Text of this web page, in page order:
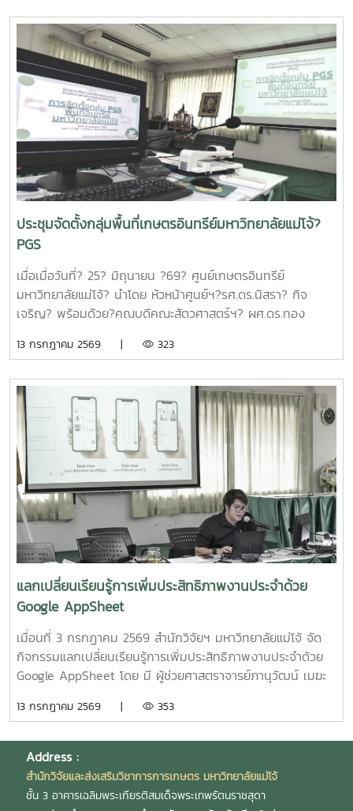
ศาสตราจารย์ ดร.สุบรรณ ฝอยกลาง รองผู้อำนวยการสำนักวิจัย
และส่งเสริมวิชาการการเกษตร ฝ่ายวิจัย มหาวิทยาลัยแม่โจ้ กล่าว
ต้อนรับและแนะนำมหาวิทยาลัยแม่โจ้แก่คณะผู้เข้าร่วมประชุมในการ
นี้ดร.อัญชัญ ชมภูพวง รองผู้อำนวยการหน่วยบริหารและจัดการ
ทุนด้านการเพิ่มความสามารถในการแข่งขัน ได้นำเสนอข้อมูล
กรอบการดำเนินงานของหน่วยบริหารและจัดการทุนฯ และสรุปผล
การดำเนินงานของมหาวิทยาลัยแม่โจ้ในช่วงปีงบประมาณ 2563
– 2568 และการนำเสนอความก้าวหน้าโครงการวิจัยที่ได้รับการ
สนับสนุนทุนจากหน่วยบริหารและจัดการทุนด้านการเพิ่มความ
สามารถในการแข่งขัน ณ ห้องประชุมรวงผึ้ง ชั้น 5 สำนัก
มหาวิทยาลัย มหาวิทยาลัยแม่โจ้ซึ่งการนำเสนอความก้าวหน้า
โครงการวิจัยที่ได้รับการสนับสนุนทุนจากหน่วยบริหารและจัดการ
ทุนด้านการเพิ่มความสามารถในการแข่งขัน จำนวน 6 โครงการ
ดังนี้1.โครงการ "กลยุทธ์การตลาดการท่องเที่ยวคาร์บอนสุทธิเป็น
ศูนย์สำหรับนักท่องเที่ยวเชิงอาสาสมัครในพื้นที่ภาคเหนือตอนบน"
โดย ดร.กาญจนา สมมิตร หัวหน้าโครงการ2.โครงการ "การ
ผู้ช่วยศาสตราจารย์ ดร.สุพัตรา วงศ์แสนใหม่ หัวหน้า
คลินิกของผลิตภัณฑ์มูลค่าเพิ่มจากส่วนเหลือใช้การแปรรูปปลา
ลูกผสมบึกสยามแม่โจ้" โดย รองศาสตราจารย์ ดร.ดวงพร อมร
เลิศพิศาล หัวหน้าโครงการ4.โครงการ "การขยายสเกลการผลิต
สารเสริมโปรตีนปลาไฮโดรไลเสตสำหรับเป็นสารเสริมกระตุ้นการ
กินในสัตว์เลี้ยง ระดับกึ่งอุตสาหกรรม" โดย รองศาสตราจารย์
ดร.ดวงพร อมรเลิศพิศาล หัวหน้าโครงการ5.โครงการ "การ
ทดสอบทางคลินิกของผลิตภัณฑ์โพรไบโอติกต่อภาวะซึมเศร้า
หลังคลอดและสุขภาพลำไส้ในมารดาหลังคลอด" โดย รอง
ศาสตราจารย์ ดร.ดวงพร อมรเลิศพิศาล หัวหน้า
โครงการ6.โครงการ "เทคโนโลยีการอุ่นน้ำในระบบเพาะฟักพันธุ์
ปลาด้วยระบบผลิตน้ำร้อนและไฟฟ้าพลังงานแสงอาทิตย์ร่วมกับ
ปั๊มความร้อนอัจฉริยะเพื่อเพิ่มศักยภาพการผลิตพันธุ์ปลาเชิง
พาณิชย์" โดย ผู้ช่วยศาสตราจารย์ ดร.สราวุธ พลวงษ์ศรี หัวหน้า
โครงการ
ประชุมจัดตั้งกลุ่มพื้นที่เกษตรอินทรีย์มหาวิทยาลัยแม่โจ้?
PGS
เมื่อเมื่อวันที่? 25? มิถุนายน ?69? ศูนย์เกษตรอินทรีย์
มหาวิทยาลัยแม่โจ้? นำโดย หัวหน้าศูนย์ฯ?รศ.ดร.นิสรา? กิจ
เจริญ? พร้อมด้วย?คณบดีคณะสัตวศาสตร์ฯ? ผศ.ดร.ทอง
รศ.ดร.อภินันท์? สุวรรณรักษ์? และคณาจารย์/?เจ้าหน้าที่จาก
PGS?.... ซึ่งได้ลงมติให้จัดตั้งกลุ่มในนาม? #กลุ่มอินทนินแม่
โจ้PGS? โดยมีศูนย์เกษตรอินทรีย์ฯเป็นพี่เลี้ยงกลุ่ม? และในที่
ประชุมมีมติเป็นเอกฉันท์ให้ผศ.ดร.ทองเลียน? บัวจูม? เป็น
ประธานกลุ่ม?ฯ? และน.ส.สุนันทา? ศรีรัตนา? เป็นผู้ประสานงาน?
กลุ่มฯ
13 กรกฎาคม 2569 | 323
แลกเปลี่ยนเรียนรู้การเพิ่มประสิทธิภาพงานประจำด้วย
Google AppSheet
เมื่อนที่ 3 กรกฏาคม 2569 สำนักวิจัยฯ มหาวิทยาลัยแม่โจ้ จัด
กิจกรรมแลกเปลี่ยนเรียนรู้การเพิ่มประสิทธิภาพงานประจำด้วย
Google AppSheet โดย มี ผู้ช่วยศาสตราจารย์ภานุวัฒน์ เมฆะ
พร้อมทั้งเป็นวิทยากร และแลกเปลี่ยนเรียนรู้การจัดทำหนังสือ
งานวิจัย และบริการวิชาการ โดยมี นายสมยศ มีสุข ผู้อำนวย
การกองบริหารงานวิจัย นางสุรีย์พร กิตติพิทยาพงศ์ หัวหน้างาน
บริหารและธุรการ และ นางสาวเกศณี จิตรัตน์ รักษาการใน
13 กรกฎาคม 2569 | 353
Address :
สำนักวิจัยและส่งเสริมวิชาการการเกษตร มหาวิทยาลัยแม่โจ้
ชั้น 3 อาคารเฉลิมพระเกียรติสมเด็จพระเทพรัตนราชสุดา